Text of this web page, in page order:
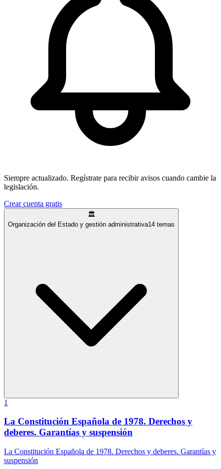
Siempre actualizado. Regístrate para recibir avisos cuando cambie la
legislación.
Crear cuenta gratis
🏛️
Organización del Estado y gestión administrativa14 temas
1
La Constitución Española de 1978. Derechos y
deberes. Garantías y suspensión
La Constitución Española de 1978. Derechos y deberes. Garantías y
suspensión